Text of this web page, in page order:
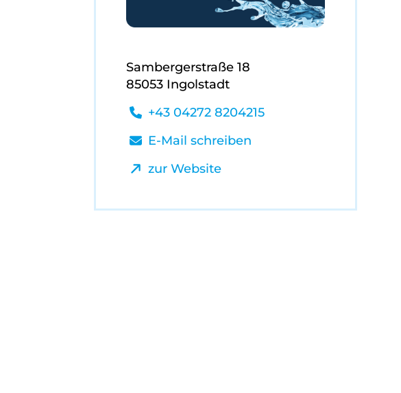
Sambergerstraße 18
85053 Ingolstadt
+43 04272 8204215
E-Mail schreiben
zur Website